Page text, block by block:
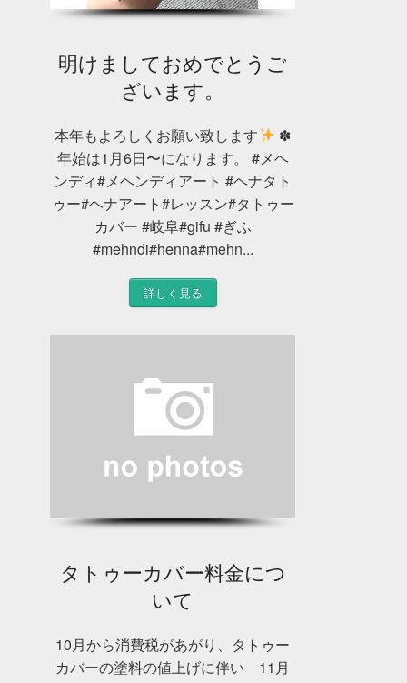
明けましておめでとうご
ざいます。
本年もよろしくお願い致します
✽
年始は1月6日〜になります。 #メヘ
ンディ#メヘンディアート #ヘナタト
ゥー#ヘナアート#レッスン#タトゥー
カバー #岐阜#gifu #ぎふ
#mehndi#henna#mehn...
詳しく見る
タトゥーカバー料金につ
いて
10月から消費税があがり、タトゥー
カバーの塗料の値上げに伴い 11月